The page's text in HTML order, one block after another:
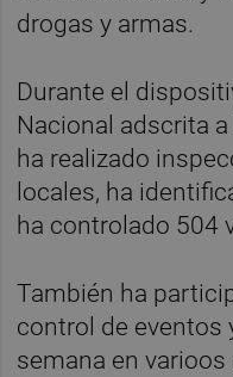
drogas y armas.
Durante el
Nacional adscrita
ha realizado
locales, ha
ha controlado 504
También ha
control de eventos
semana en